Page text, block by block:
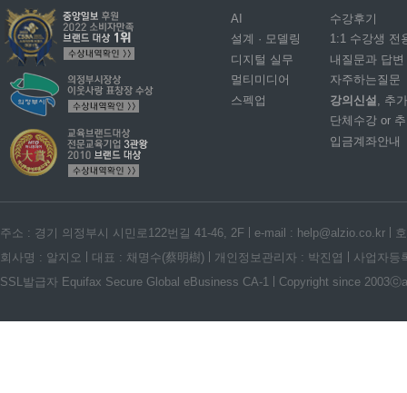
AI
설계 · 모델링
디지털 실무
멀티미디어
스펙업
수강후기
1:1 수강생 전
내질문과 답변
자주하는질문
강의신설 , 추
단체수강 or
입금계좌안내
주소 : 경기 의정부시 시민로122번길 41-46, 2F e-mail : help@alzio.co.kr
회사명 : 알지오
대표 : 채명수(蔡明樹) 개인정보관리자 : 박진엽
사업자등
SSL발급자 Equifax Secure Global eBusiness CA-1
Copyright since